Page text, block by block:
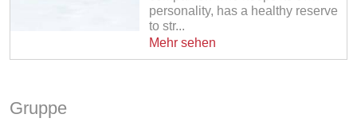
personality, has a healthy reserve
to str...
Mehr sehen
Gruppe